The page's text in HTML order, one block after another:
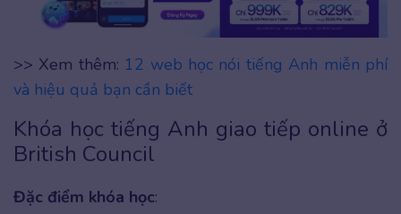
>> Xem thêm: 12 web học nói tiếng Anh miễn phí
và hiệu quả bạn cần biết
Khóa học tiếng Anh giao tiếp online ở
British Council
Đặc điểm khóa học: